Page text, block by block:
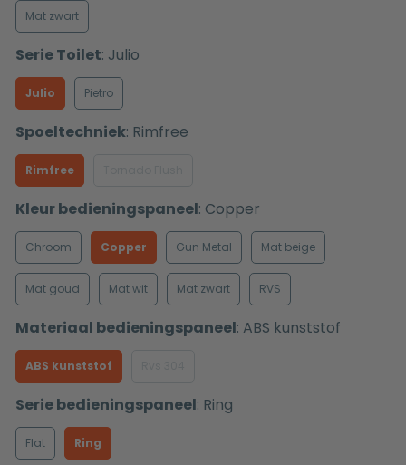
Mat zwart
Serie Toilet: Julio
Julio Pietro
Spoeltechniek: Rimfree
Rimfree
Kleur bedieningspaneel: Copper
Chroom Copper Gun Metal Mat beige
Mat goud Mat wit Mat zwart RVS
Materiaal bedieningspaneel: ABS kunststof
ABS kunststof
Serie bedieningspaneel: Ring
Flat Ring